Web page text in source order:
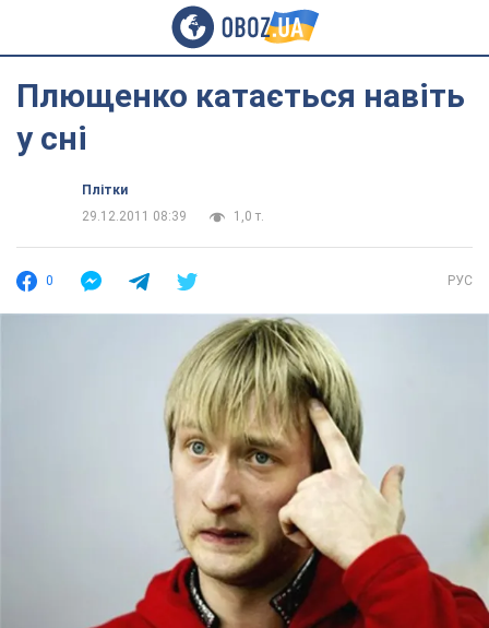
Плющенко катається навіть
у сні
Плітки
29.12.2011 08:39
1,0 т.
0 РУС